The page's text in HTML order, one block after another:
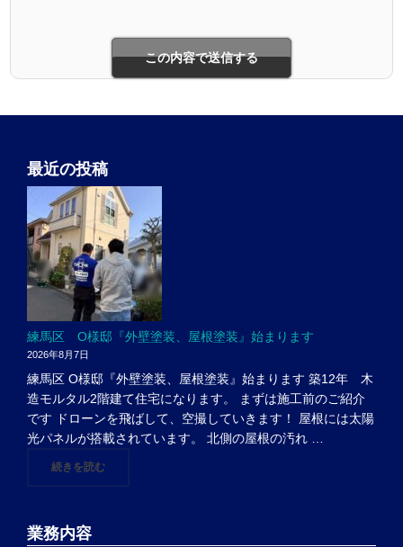
最近の投稿
練馬区 O様邸『外壁塗装、屋根塗装』始まります
2026年8月7日
練馬区 O様邸『外壁塗装、屋根塗装』始まります 築12年 木
造モルタル2階建て住宅になります。 まずは施工前のご紹介
です ドローンを飛ばして、空撮していきます！ 屋根には太陽
光パネルが搭載されています。 北側の屋根の汚れ …
続きを読む"練馬区 O様邸『外壁塗装、屋根塗装』始まります"
業務内容